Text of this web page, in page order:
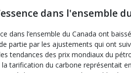
dans l'ensemble
dans l’ensemble du Canada ont
partie par les ajustements qui ont
tendances des prix mondiaux du
tarification du carbone représentait